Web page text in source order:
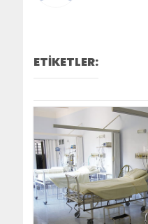
ETİKETLER: